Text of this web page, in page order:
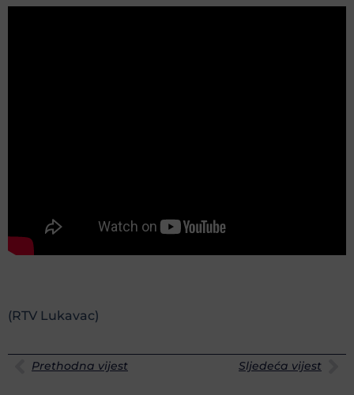
(RTV Lukavac)
Prethodna vijest Sljedeća vijest